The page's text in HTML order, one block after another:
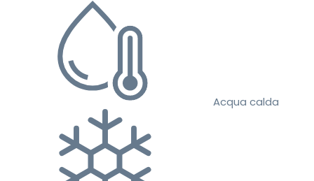
Acqua calda